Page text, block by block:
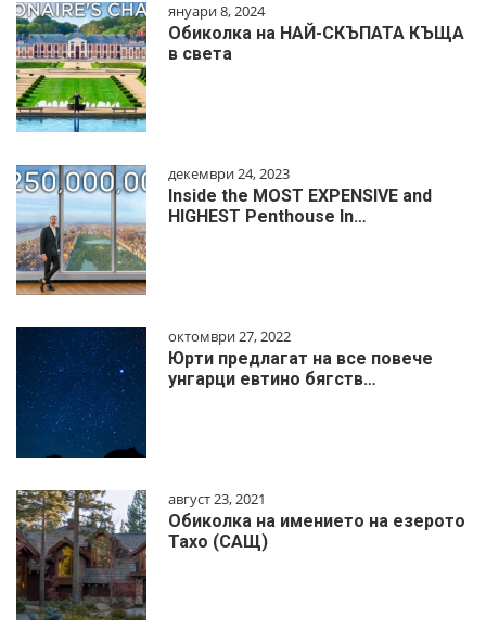
януари 8, 2024
Обиколка на НАЙ-СКЪПАТА КЪЩА
в света
декември 24, 2023
Inside the MOST EXPENSIVE and
HIGHEST Penthouse In…
октомври 27, 2022
Юрти предлагат на все повече
унгарци евтино бягств…
август 23, 2021
Обиколка на имението на езерото
Тахо (САЩ)